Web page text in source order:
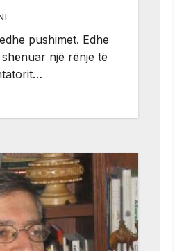
pushimet. Edhe
një rënje të